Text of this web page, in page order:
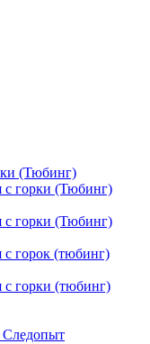
(Тюбинг)
с горки (Тюбинг)
с горки (Тюбинг)
с горок (тюбинг)
с горки (тюбинг)
Следопыт